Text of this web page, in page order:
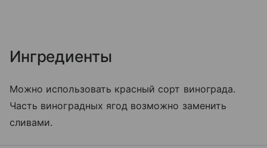
Ингредиенты
Можно использовать красный сорт винограда.
Часть виноградных ягод возможно заменить
сливами.